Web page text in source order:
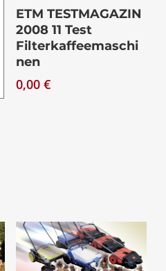
Download
ETM TESTMAGAZIN
2008 11 Test
Filterkaffeemaschi
nen
0,00€